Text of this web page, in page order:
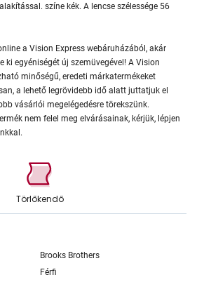
színe kék. A lencse szélessége 56
a Vision Express webáruházából, akár
ki egyéniségét új szemüvegével! A Vision
minőségű, eredeti márkatermékeket
a lehető legrövidebb idő alatt juttatjuk el
vásárlói megelégedésre törekszünk.
nem felel meg elvárásainak, kérjük, lépjen
Törlőkendő
Brooks Brothers
Férfi